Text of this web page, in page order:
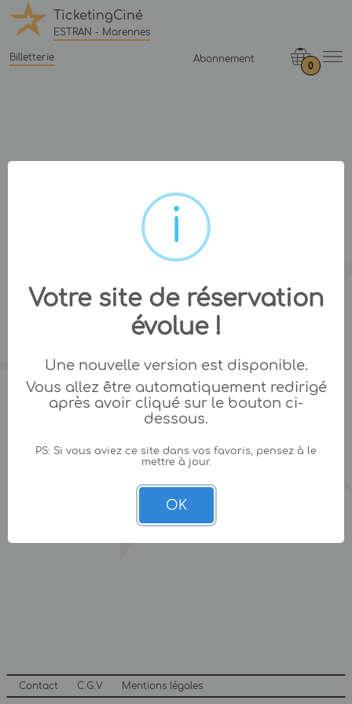
TicketingCiné
ESTRAN - Marennes
Billetterie Abonnement
0
Contact C.G.V Mentions légales
Votre site de réservation
évolue !
Une nouvelle version est disponible.
Vous allez être automatiquement redirigé
après avoir cliqué sur le bouton ci-
dessous.
PS: Si vous aviez ce site dans vos favoris, pensez à le
mettre à jour.
OK